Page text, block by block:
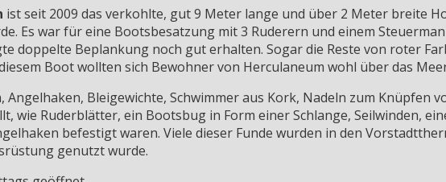
ist seit 2009 das verkohlte, gut 9 Meter lange und über 2 Meter breite
Es war für eine Bootsbesatzung mit 3 Ruderern und einem
doppelte Beplankung noch gut erhalten. Sogar die Reste von roter
Boot wollten sich Bewohner von Herculaneum wohl über das
Bleigewichte, Schwimmer aus Kork, Nadeln zum Knüpfen
wie Ruderblätter, ein Bootsbug in Form einer Schlange, Seilwinden,
befestigt waren. Viele dieser Funde wurden in den
genutzt wurde.